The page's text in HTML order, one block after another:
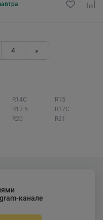
4 »
R14C
R15
R17.5
R17C
R20
R21
канале